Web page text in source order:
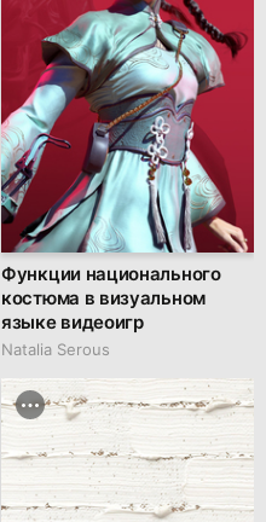
Функции национального
костюма в визуальном
языке видеоигр
Natalia Serous